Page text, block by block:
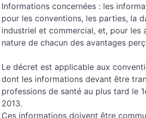
Informations concernées : les
pour les conventions, les parties, la
industriel et commercial, et, pour les
nature de chacun des avantages
Le décret est applicable aux
dont les informations devant être
professions de santé au plus tard le
2013.
Ces informations doivent être